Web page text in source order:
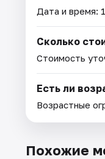
Дата и время:
Сколько
Стоимость
Есть ли
Возрастные
Похожие